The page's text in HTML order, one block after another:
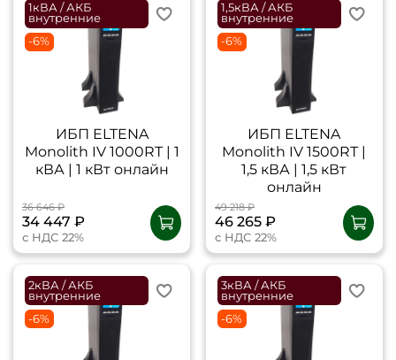
1кВА / АКБ
внутренние
-6%
ИБП ELTENA
Monolith IV 1000RТ | 1
кВА | 1 кВт онлайн
36 646 ₽
34 447 ₽
с НДС 22%
1,5кВА / АКБ
внутренние
-6%
ИБП ELTENA
Monolith IV 1500RТ |
1,5 кВА | 1,5 кВт
онлайн
49 218 ₽
46 265 ₽
с НДС 22%
2кВА / АКБ
внутренние
-6%
3кВА / АКБ
внутренние
-6%